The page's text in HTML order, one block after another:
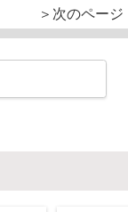
＞次のページ